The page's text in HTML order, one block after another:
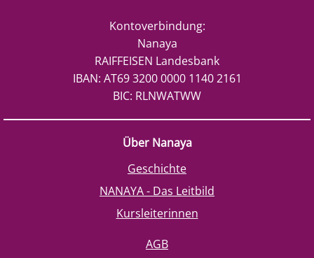
Über Nanaya
Geschichte
NANAYA - Das Leitbild
Kursleiterinnen
AGB
Kontoverbindung:
Nanaya
RAIFFEISEN Landesbank
IBAN: AT69 3200 0000 1140 2161
BIC: RLNWATWW